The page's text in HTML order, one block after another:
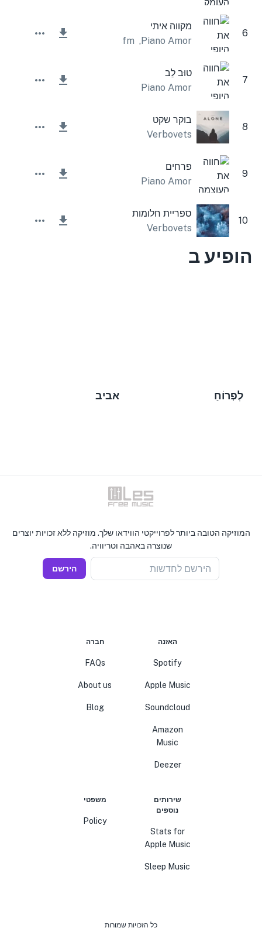
6
מקווה איתי
Piano Amor
,
Lesfm
7
טוּב לֵב
Piano Amor
8
בוקר שקט
Verbovets
9
פרחים
Piano Amor
10
ספריית חלומות
Verbovets
הופיע ב
לִפְרוֹחַ אביב
המוזיקה הטובה ביותר לפרוייקטי הווידאו שלך. מוזיקה ללא זכויות יוצרים
שנוצרה באהבה וטריוויה.
הירשם לחדשות הירשם
האזנה
Spotify
Apple Music
Soundcloud
Amazon
Music
Deezer
חברה
FAQs
About us
Blog
שירותים
נוספים
Stats for
Apple Music
Sleep Music
משפטי
Policy
כל הזכויות שמורות